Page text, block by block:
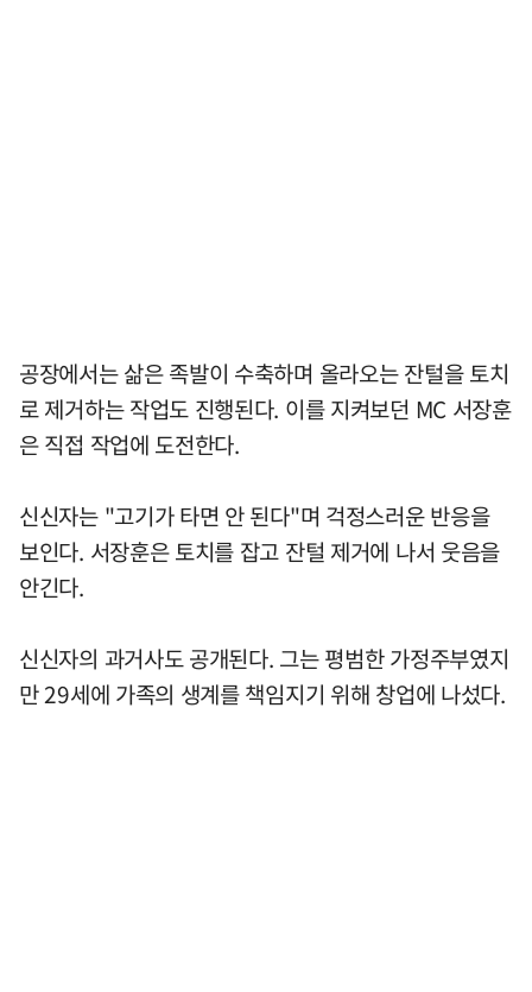
공장에서는 삶은 족발이 수축하며 올라오는 잔털을 토치
로 제거하는 작업도 진행된다. 이를 지켜보던 MC 서장훈
은 직접 작업에 도전한다.
신신자는 "고기가 타면 안 된다"며 걱정스러운 반응을
보인다. 서장훈은 토치를 잡고 잔털 제거에 나서 웃음을
안긴다.
신신자의 과거사도 공개된다. 그는 평범한 가정주부였지
만 29세에 가족의 생계를 책임지기 위해 창업에 나섰다.